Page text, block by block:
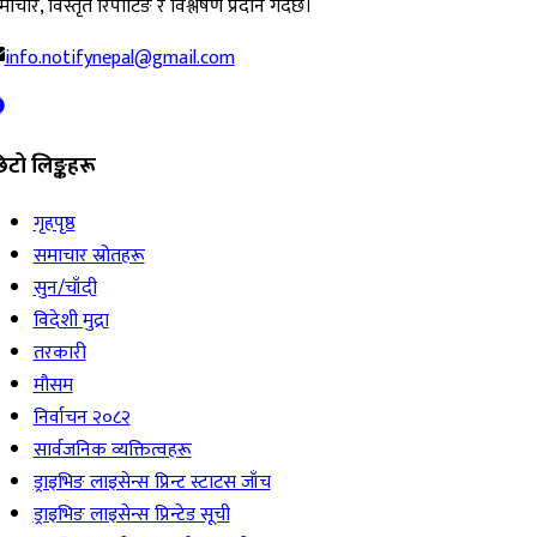
info.notifynepal@gmail.com
लिङ्कहरू
गृहपृष्ठ
समाचार स्रोतहरू
सुन/चाँदी
विदेशी मुद्रा
तरकारी
मौसम
निर्वाचन २०८२
सार्वजनिक व्यक्तित्वहरू
ड्राइभिङ लाइसेन्स प्रिन्ट स्टाटस जाँच
ड्राइभिङ लाइसेन्स प्रिन्टेड सूची